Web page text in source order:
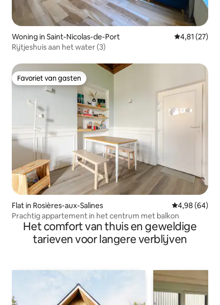
Woning in Saint-Nicolas-de-Port Gemiddelde
4,81 (27)
Rijtjeshuis aan het water (3)
Favoriet van gasten
Favoriet van gasten
Flat in Rosières-aux-Salines Gemiddelde
4,98 (64)
Prachtig appartement in het centrum met balkon
Het comfort van thuis en geweldige
tarieven voor langere verblijven